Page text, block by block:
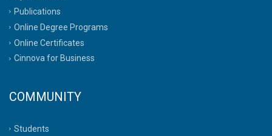
Publications
Online Degree Programs
Online Certificates
Cinnova for Business
COMMUNITY
Students